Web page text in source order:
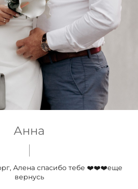
Анна
Алена спасибо тебе ❤️❤️❤️еще
вернусь